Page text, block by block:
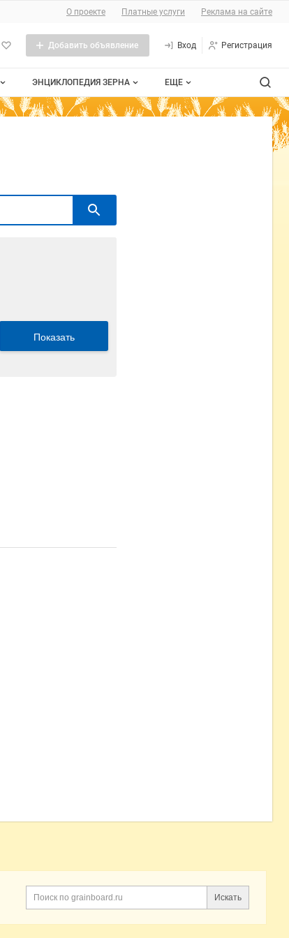
О проекте Платные услуги Реклама на сайте
Добавить объявление Вход Регистрация
рекламы
ЭНЦИКЛОПЕДИЯ ЗЕРНА
Стандарты
Ячмень
Таблица мер и весов
ЕЩЕ
Сельхозтехника
Показать
Искать